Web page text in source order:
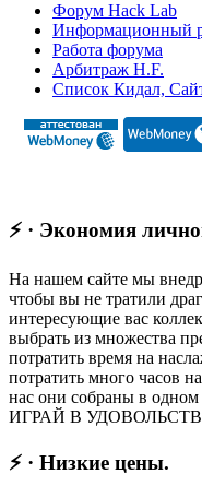
Форум Hack Lab
Информационный
Работа форума
Арбитраж H.F.
Список Кидал,
⚡ · Экономия
На нашем сайте мы
чтобы вы не тратили
интересующие вас
выбрать из множества
потратить время на
потратить много часов
нас они собраны в
ИГРАЙ В
⚡ · Низкие цены.